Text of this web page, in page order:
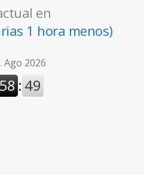
en
1 hora menos)